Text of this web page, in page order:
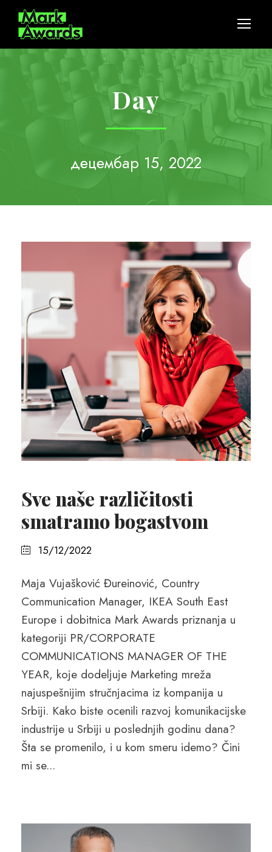
Day
децембар 15, 2022
Sve naše različitosti
smatramo bogastvom
15/12/2022
Maja Vujašković Đureinović, Country
Communication Manager, IKEA South East
Europe i dobitnica Mark Awards priznanja u
kategoriji PR/CORPORATE
COMMUNICATIONS MANAGER OF THE
YEAR, koje dodeljuje Marketing mreža
najuspešnijim stručnjacima iz kompanija u
Srbiji. Kako biste ocenili razvoj komunikacijske
industrije u Srbiji u poslednjih godinu dana?
Šta se promenilo, i u kom smeru idemo? Čini
mi se...